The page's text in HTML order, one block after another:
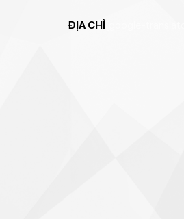
ĐỊA CHỈ